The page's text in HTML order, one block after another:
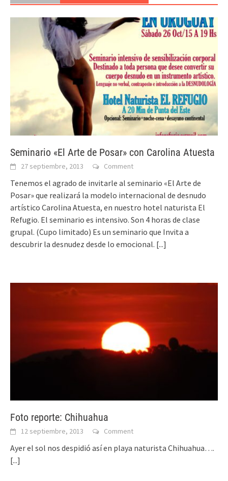
Seminario «El Arte de Posar» con Carolina Atuesta
27 septiembre, 2013 Comment
Tenemos el agrado de invitarle al seminario «El Arte de
Posar» que realizará la modelo internacional de desnudo
artístico Carolina Atuesta, en nuestro hotel naturista El
Refugio. El seminario es intensivo. Son 4 horas de clase
grupal. (Cupo limitado) Es un seminario que Invita a
descubrir la desnudez desde lo emocional. [...]
Foto reporte: Chihuahua
12 septiembre, 2013 Comment
Ayer el sol nos despidió así en playa naturista Chihuahua….
[...]